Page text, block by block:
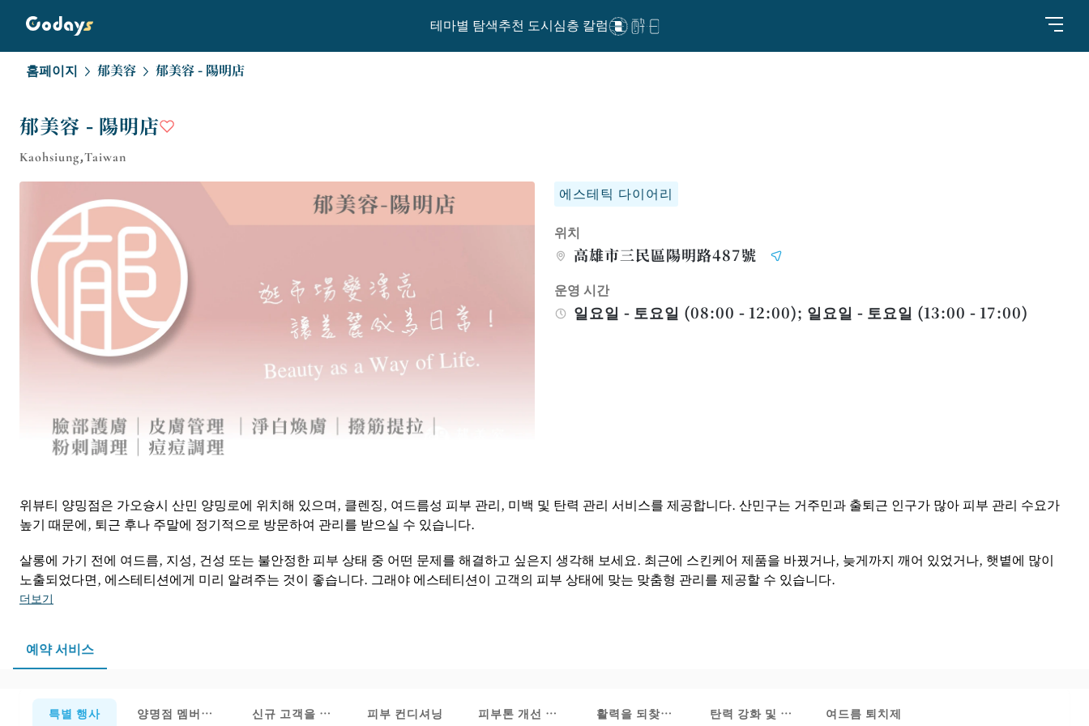
테마별 탐색추천 도시심층 칼럼
홈페이지 郁美容 郁美容 - 陽明店
郁美容 - 陽明店
Kaohsiung,Taiwan
에스테틱 다이어리
위치
高雄市三民區陽明路487號
운영 시간
일요일 - 토요일 (08:00 - 12:00); 일요일 - 토요일 (13:00 - 17:00)
위뷰티 양밍점은 가오슝시 산민 양밍로에 위치해 있으며, 클렌징, 여드름성 피부 관리, 미백 및 탄력 관리 서비스를 제공합니다. 산민구는 거주민과 출퇴근 인구가 많아 피부 관리 수요가
높기 때문에, 퇴근 후나 주말에 정기적으로 방문하여 관리를 받으실 수 있습니다.
살롱에 가기 전에 여드름, 지성, 건성 또는 불안정한 피부 상태 중 어떤 문제를 해결하고 싶은지 생각해 보세요. 최근에 스킨케어 제품을 바꿨거나, 늦게까지 깨어 있었거나, 햇볕에 많이
노출되었다면, 에스테티션에게 미리 알려주는 것이 좋습니다. 그래야 에스테티션이 고객의 피부 상태에 맞는 맞춤형 관리를 제공할 수 있습니다.
더보기
예약 서비스
특별 행사 양명점 멤버십 예약 - 여기를 클릭하세요
신규 고객을 위한 첫 경험피부 컨디셔닝 피부톤 개선 및 보습 활력을 되찾고 휴식을 취하세요탄력 강화 및 리프팅 여드름 퇴치제